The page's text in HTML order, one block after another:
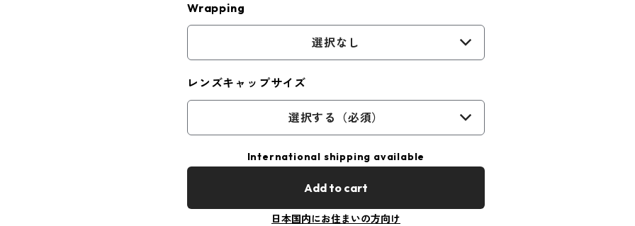
Wrapping
選択なし
レンズキャップサイズ
選択する（必須）
International shipping available
Add to cart
日本国内にお住まいの方向け